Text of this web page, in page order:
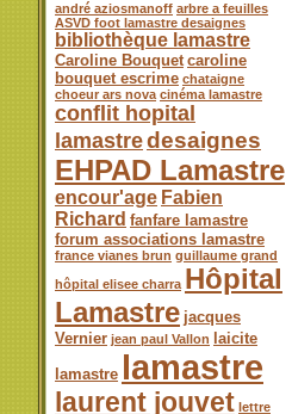
andré aziosmanoff arbre a feuilles
ASVD foot lamastre desaignes
bibliothèque lamastre
Caroline Bouquet caroline
bouquet escrime chataigne
choeur ars nova cinéma lamastre
conflit hopital
lamastredesaignes
EHPAD Lamastre
encour'age Fabien
Richard fanfare lamastre
forum associations lamastre
france vianes brun guillaume grand
hôpital elisee charra Hôpital
Lamastre jacques
Vernier jean paul Vallon
laicite
lamastre lamastre
laurent jouvet lettre